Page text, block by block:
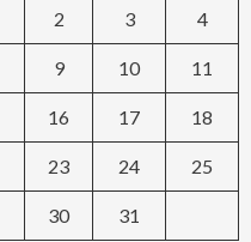
2 3 4
9 10 11
16 17 18
23 24 25
30 31